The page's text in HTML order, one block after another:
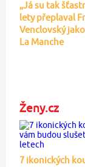
„Já su tak
lety přeplaval
Venclovský
La Manche
Ženy.cz
7 ikonických